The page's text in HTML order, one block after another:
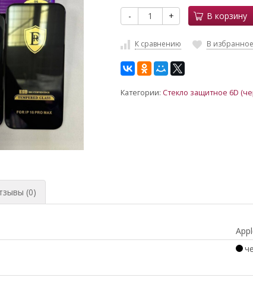
- + В корзину
К сравнению В избранное
Категории:Стекло защитное 6D
(0)